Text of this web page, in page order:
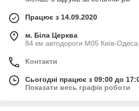
Працює з 14.09.2020
м. Біла Церква
84 км автодороги М05 Київ-
Контакти
Сьогодні працює з 09:00 до
Показати весь графік роботи